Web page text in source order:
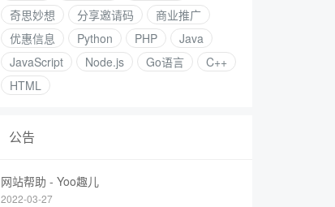
奇思妙想
分享邀请码
商业推广
优惠信息
Python PHP
Java
JavaScript
Node.js Go语言
C++
HTML
公告
网站帮助 - Yoo趣儿
2022-03-27